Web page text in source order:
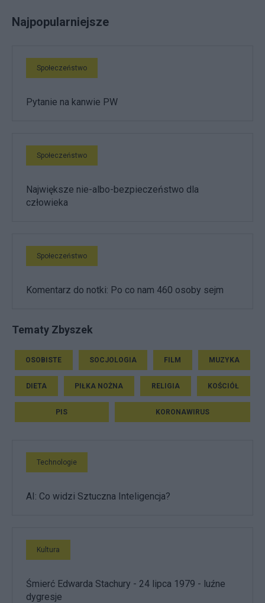
Najpopularniejsze
Społeczeństwo
Pytanie na kanwie PW
Społeczeństwo
Największe nie-albo-bezpieczeństwo dla
człowieka
Społeczeństwo
Komentarz do notki: Po co nam 460 osoby sejm
Tematy Zbyszek
OSOBISTE SOCJOLOGIA FILM MUZYKA
DIETA PIŁKA NOŻNA RELIGIA KOŚCIÓŁ
PIS KORONAWIRUS
Technologie
AI: Co widzi Sztuczna Inteligencja?
Kultura
Śmierć Edwarda Stachury - 24 lipca 1979 - luźne
dygresje